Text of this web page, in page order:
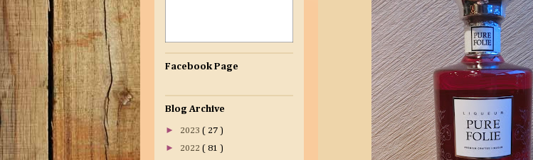
Facebook Page
Blog Archive
► 2023 ( 27 )
► 2022 ( 81 )